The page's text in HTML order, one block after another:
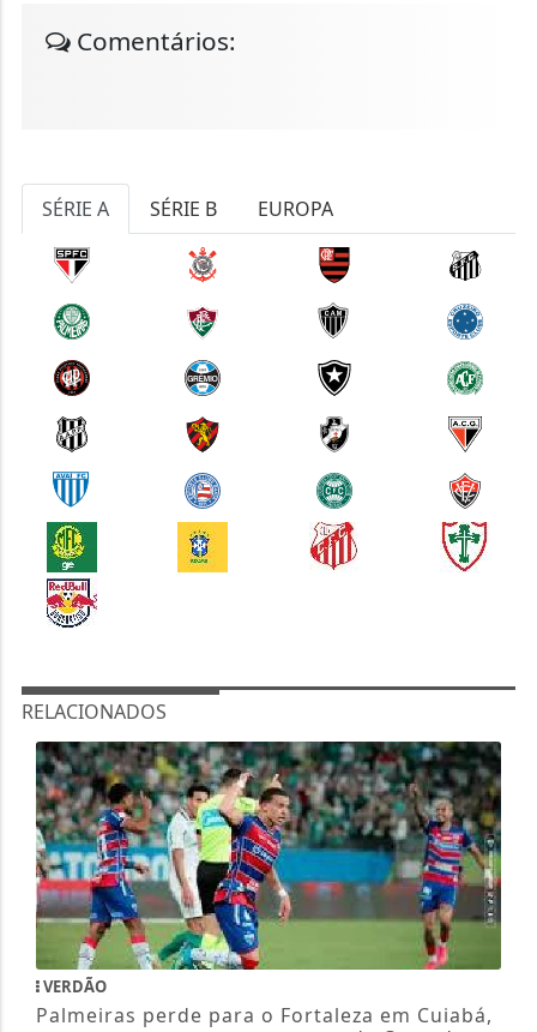
Comentários:
SÉRIE A SÉRIE B EUROPA
RELACIONADOS
VERDÃO
Palmeiras perde para o Fortaleza em Cuiabá,